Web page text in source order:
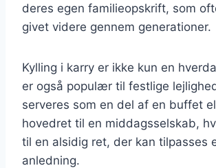
deres egen familieopskrift, som
givet videre gennem generationer.
Kylling i karry er ikke kun en
er også populær til festlige
serveres som en del af en buffet
hovedret til en middagsselskab,
til en alsidig ret, der kan tilpasses
anledning.